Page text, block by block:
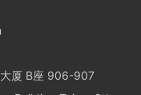
大厦 B座 906-907